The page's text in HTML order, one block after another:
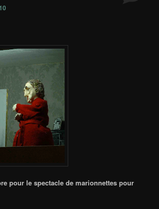
pour le spectacle de marionnettes pour